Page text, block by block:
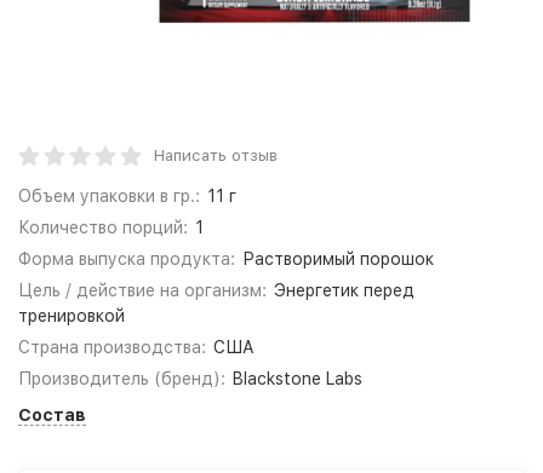
Написать отзыв
Объем упаковки в гр.: 11 г
Количество порций: 1
Форма выпуска продукта:
Растворимый порошок
Цель / действие на организм: Энергетик перед
тренировкой
Страна производства: США
Производитель (бренд): Blackstone Labs
Состав